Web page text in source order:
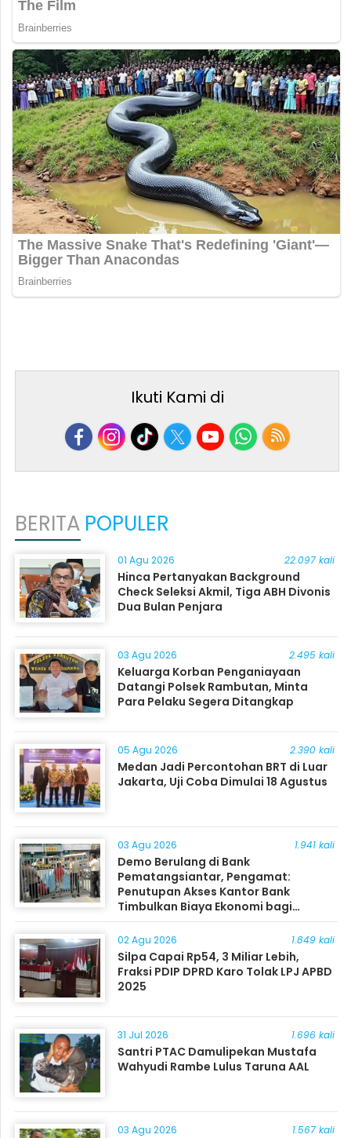
Ikuti Kami di
BERITA POPULER
01 Agu 2026 22.097 kali
Hinca Pertanyakan Background
Check Seleksi Akmil, Tiga ABH Divonis
Dua Bulan Penjara
03 Agu 2026 2.495 kali
Keluarga Korban Penganiayaan
Datangi Polsek Rambutan, Minta
Para Pelaku Segera Ditangkap
05 Agu 2026 2.390 kali
Medan Jadi Percontohan BRT di Luar
Jakarta, Uji Coba Dimulai 18 Agustus
03 Agu 2026 1.941 kali
Demo Berulang di Bank
Pematangsiantar, Pengamat:
Penutupan Akses Kantor Bank
Timbulkan Biaya Ekonomi bagi
Masyarakat
02 Agu 2026 1.849 kali
Silpa Capai Rp54, 3 Miliar Lebih,
Fraksi PDIP DPRD Karo Tolak LPJ APBD
2025
31 Jul 2026 1.696 kali
Santri PTAC Damulipekan Mustafa
Wahyudi Rambe Lulus Taruna AAL
03 Agu 2026 1.567 kali